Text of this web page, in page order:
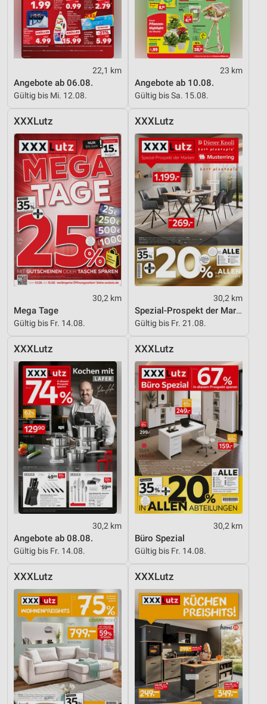
22,1 km
Angebote ab 06.08.
Gültig bis Mi. 12.08.
23 km
Angebote ab 10.08.
Gültig bis Sa. 15.08.
XXXLutz
30,2 km
Mega Tage
Gültig bis Fr. 14.08.
XXXLutz
30,2 km
Spezial-Prospekt der Marken
Gültig bis Fr. 21.08.
XXXLutz
30,2 km
Angebote ab 08.08.
Gültig bis Fr. 14.08.
XXXLutz
30,2 km
Büro Spezial
Gültig bis Fr. 14.08.
XXXLutz XXXLutz